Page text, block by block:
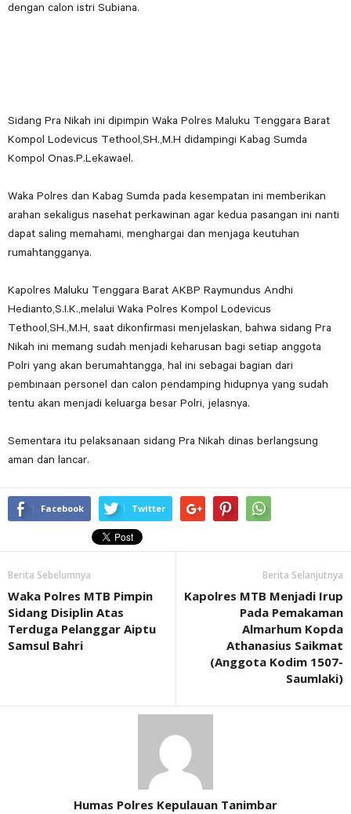
dengan calon istri Subiana.
Sidang Pra Nikah ini dipimpin Waka Polres Maluku Tenggara Barat
Kompol Lodevicus Tethool,SH.,M.H didampingi Kabag Sumda
Kompol Onas.P.Lekawael.
Waka Polres dan Kabag Sumda pada kesempatan ini memberikan
arahan sekaligus nasehat perkawinan agar kedua pasangan ini nanti
dapat saling memahami, menghargai dan menjaga keutuhan
rumahtangganya.
Kapolres Maluku Tenggara Barat AKBP Raymundus Andhi
Hedianto,S.I.K.,melalui Waka Polres Kompol Lodevicus
Tethool,SH.,M.H, saat dikonfirmasi menjelaskan, bahwa sidang Pra
Nikah ini memang sudah menjadi keharusan bagi setiap anggota
Polri yang akan berumahtangga, hal ini sebagai bagian dari
pembinaan personel dan calon pendamping hidupnya yang sudah
tentu akan menjadi keluarga besar Polri, jelasnya.
Sementara itu pelaksanaan sidang Pra Nikah dinas berlangsung
aman dan lancar.
Facebook Twitter
Berita Sebelumnya
Waka Polres MTB Pimpin
Sidang Disiplin Atas
Terduga Pelanggar Aiptu
Samsul Bahri
Berita Selanjutnya
Kapolres MTB Menjadi Irup
Pada Pemakaman
Almarhum Kopda
Athanasius Saikmat
(Anggota Kodim 1507-
Saumlaki)
Humas Polres Kepulauan Tanimbar